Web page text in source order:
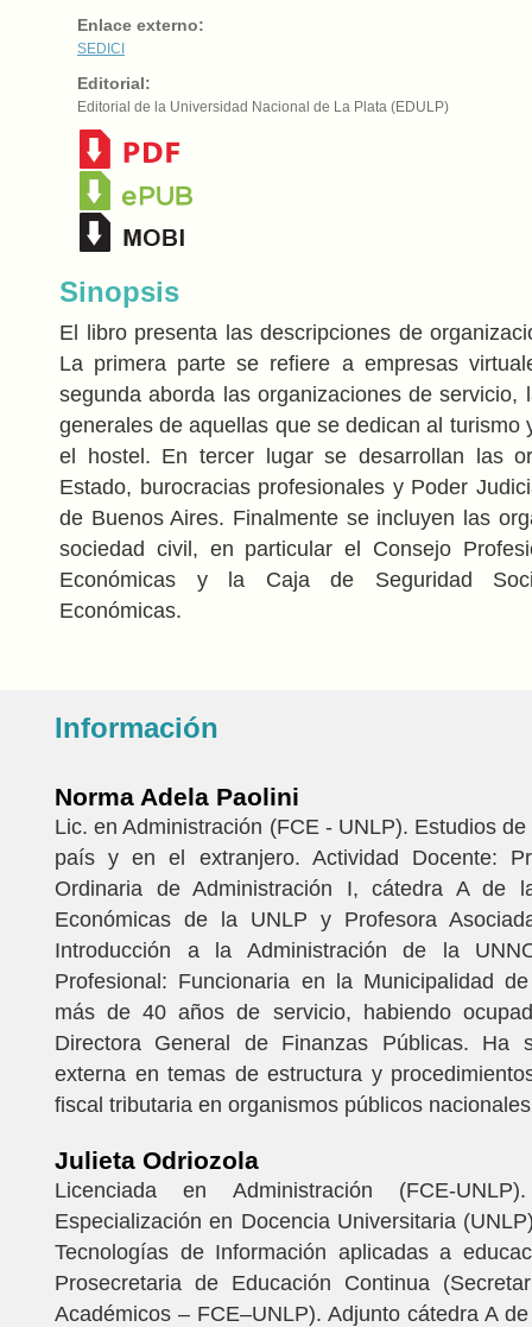
Enlace externo:
SEDICI
Editorial:
Editorial de la Universidad Nacional de La Plata (EDULP)
Sinopsis
El libro presenta las descripciones de
La primera parte se refiere a empresas
segunda aborda las organizaciones de servicio,
generales de aquellas que se dedican al turismo
el hostel. En tercer lugar se desarrollan las
Estado, burocracias profesionales y Poder
de Buenos Aires. Finalmente se incluyen las
sociedad civil, en particular el Consejo
Económicas y la Caja de Seguridad
Económicas.
Información
Norma Adela Paolini
Lic. en Administración (FCE - UNLP). Estudios
país y en el extranjero. Actividad Docente:
Ordinaria de Administración I, cátedra A de
Económicas de la UNLP y Profesora
Introducción a la Administración de la
Profesional: Funcionaria en la Municipalidad
más de 40 años de servicio, habiendo
Directora General de Finanzas Públicas. Ha
externa en temas de estructura y
fiscal tributaria en organismos públicos
Julieta Odriozola
Licenciada en Administración (FCE-
Especialización en Docencia Universitaria
Tecnologías de Información aplicadas a
Prosecretaria de Educación Continua
Académicos – FCE–UNLP). Adjunto cátedra A